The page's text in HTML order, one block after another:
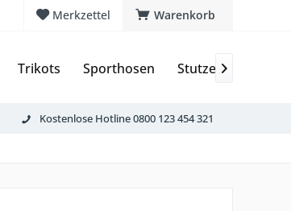
Warenkorb
Merkzettel
Trikots Sporthosen Stutzen & Schoner

Kostenlose Hotline 0800 123 454 321